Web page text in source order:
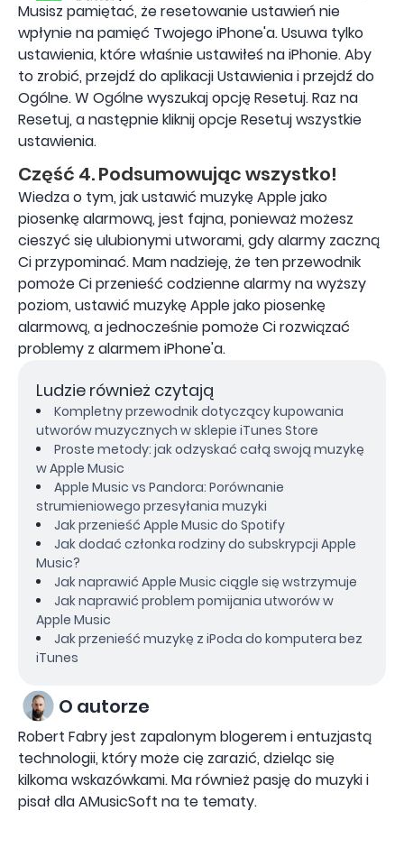
Musisz pamiętać, że resetowanie ustawień nie
wpłynie na pamięć Twojego iPhone'a. Usuwa tylko
ustawienia, które właśnie ustawiłeś na iPhonie. Aby
to zrobić, przejdź do aplikacji Ustawienia i przejdź do
Ogólne. W Ogólne wyszukaj opcję Resetuj. Raz na
Resetuj, a następnie kliknij opcje Resetuj wszystkie
ustawienia.
Część 4. Podsumowując wszystko!
Wiedza o tym, jak ustawić muzykę Apple jako
piosenkę alarmową, jest fajna, ponieważ możesz
cieszyć się ulubionymi utworami, gdy alarmy zaczną
Ci przypominać. Mam nadzieję, że ten przewodnik
pomoże Ci przenieść codzienne alarmy na wyższy
poziom, ustawić muzykę Apple jako piosenkę
alarmową, a jednocześnie pomoże Ci rozwiązać
problemy z alarmem iPhone'a.
Ludzie również czytają
Kompletny przewodnik dotyczący kupowania
utworów muzycznych w sklepie iTunes Store
Proste metody: jak odzyskać całą swoją muzykę
w Apple Music
Apple Music vs Pandora: Porównanie
strumieniowego przesyłania muzyki
Jak przenieść Apple Music do Spotify
Jak dodać członka rodziny do subskrypcji Apple
Music?
Jak naprawić Apple Music ciągle się wstrzymuje
Jak naprawić problem pomijania utworów w
Apple Music
Jak przenieść muzykę z iPoda do komputera bez
iTunes
O autorze
Robert Fabry jest zapalonym blogerem i entuzjastą
technologii, który może cię zarazić, dzieląc się
kilkoma wskazówkami. Ma również pasję do muzyki i
pisał dla AMusicSoft na te tematy.